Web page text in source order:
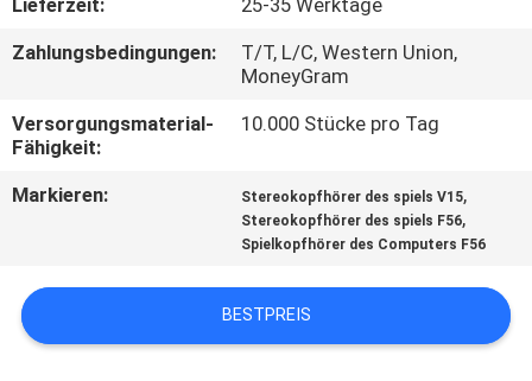
IN
FORDERN
SIE
ZITAT
SITEMAP
Lieferzeit:
25-35 Werktage
Zahlungsbedingungen:
T/T, L/C, Western Union,
MoneyGram
Versorgungsmaterial-
Fähigkeit:
10.000 Stücke pro Tag
Markieren: Stereokopfhörer des spiels V15,
Stereokopfhörer des spiels F56,
Spielkopfhörer des Computers F56
BESTPREIS